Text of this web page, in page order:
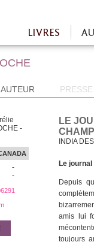
LIVRES
AUTEUR PRESSE
-
-
LE
INDIA
Le
Depuis
amis lui
toujours